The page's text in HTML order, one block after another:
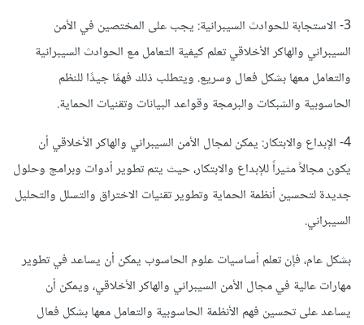
3- الاستجابة للحوادث السيبرانية: يجب على المختصين في الأمن
السيبراني والهاكر الأخلاقي تعلم كيفية التعامل مع الحوادث السيبرانية
والتعامل معها بشكل فعال وسريع. ويتطلب ذلك فهمًا جيدًا للنظم
الحاسوبية والشبكات والبرمجة وقواعد البيانات وتقنيات الحماية.
4- الإبداع والابتكار: يمكن لمجال الأمن السيبراني والهاكر الأخلاقي أن
يكون مجالاً مثيراً للإبداع والابتكار، حيث يتم تطوير أدوات وبرامج وحلول
جديدة لتحسين أنظمة الحماية وتطوير تقنيات الاختراق والتسلل والتحليل
السيبراني.
بشكل عام، فإن تعلم أساسيات علوم الحاسوب يمكن أن يساعد في تطوير
مهارات عالية في مجال الأمن السيبراني والهاكر الأخلاقي، ويمكن أن
يساعد على تحسين فهم الأنظمة الحاسوبية والتعامل معها بشكل فعال